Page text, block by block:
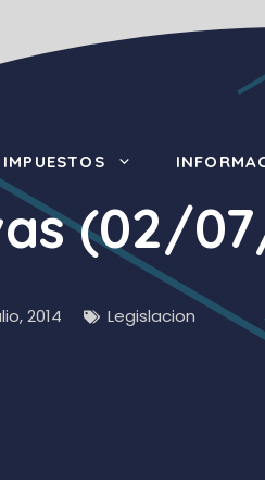
IMPUESTOS
(02/
2014 Legislacion